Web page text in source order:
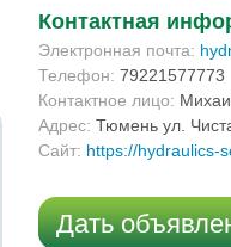
Контактная
Электронная почта:
Телефон: 79221577773
Контактное лицо:
Адрес: Тюмень ул.
Сайт: https://hydraulics-
Дать